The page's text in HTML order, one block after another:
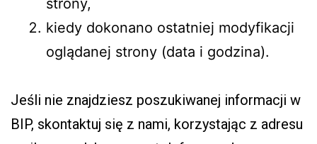
strony,
kiedy dokonano ostatniej modyfikacji
oglądanej strony (data i godzina).
Jeśli nie znajdziesz poszukiwanej informacji w
BIP, skontaktuj się z nami, korzystając z adresu